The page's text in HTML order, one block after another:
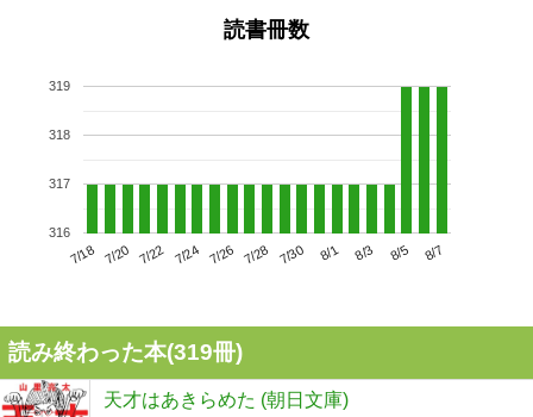
読書冊数
7/18 7/20 7/22 7/24 7/26 7/28 7/30 8/1 8/3 8/5 8/7
316
317
318
319
読み終わった本(319冊)
天才はあきらめた (朝日文庫)